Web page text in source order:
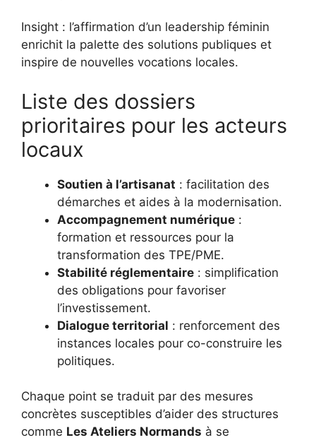
Insight : l’affirmation d’un leadership féminin
enrichit la palette des solutions publiques et
inspire de nouvelles vocations locales.
Liste des dossiers
prioritaires pour les acteurs
locaux
Soutien à l’artisanat : facilitation des
démarches et aides à la modernisation.
Accompagnement numérique :
formation et ressources pour la
transformation des TPE/PME.
Stabilité réglementaire : simplification
des obligations pour favoriser
l’investissement.
Dialogue territorial : renforcement des
instances locales pour co-construire les
politiques.
Chaque point se traduit par des mesures
concrètes susceptibles d’aider des structures
comme Les Ateliers Normands à se